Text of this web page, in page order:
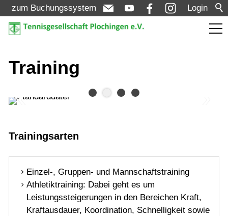
Login
zum Buchungssystem
Aktuelles
Turniere
Mannschaften
Jugend
Training
Trainingsarten
Einzel-, Gruppen- und Mannschaftstraining
Athletiktraining: Dabei geht es um
Leistungssteigerungen in den Bereichen Kraft,
Kraftausdauer, Koordination, Schnelligkeit sowie